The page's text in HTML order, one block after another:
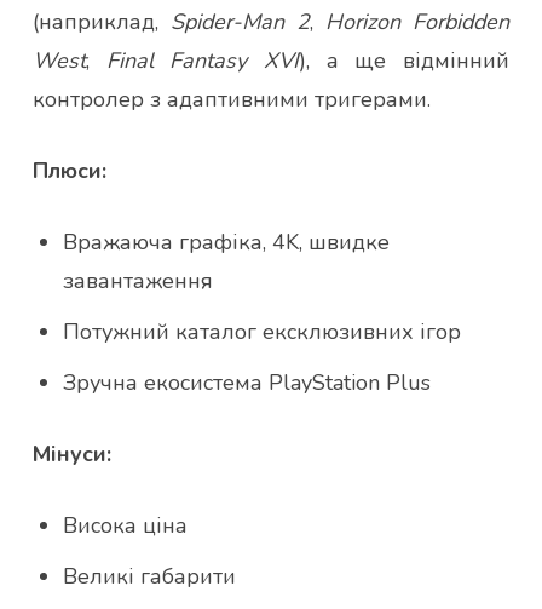
(наприклад, Spider-Man 2, Horizon Forbidden
West, Final Fantasy XVI), а ще відмінний
контролер з адаптивними тригерами.
Плюси:
Вражаюча графіка, 4K, швидке
завантаження
Потужний каталог ексклюзивних ігор
Зручна екосистема PlayStation Plus
Мінуси:
Висока ціна
Великі габарити